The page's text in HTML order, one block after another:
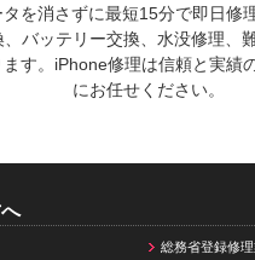
を消さずに最短15分で即日修
バッテリー交換、水没修理、
ます。iPhone修理は信頼と実績
にお任せください。
総務省登録修